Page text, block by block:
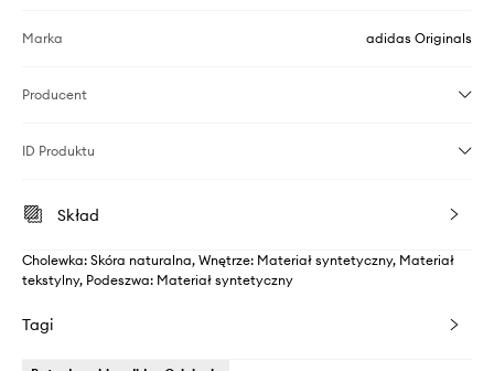
Marka adidas Originals
Producent
ID Produktu
Skład
Cholewka: Skóra naturalna, Wnętrze: Materiał syntetyczny, Materiał
tekstylny, Podeszwa: Materiał syntetyczny
Tagi